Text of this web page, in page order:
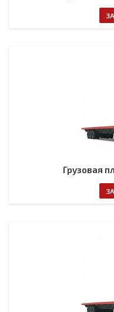
Грузовая